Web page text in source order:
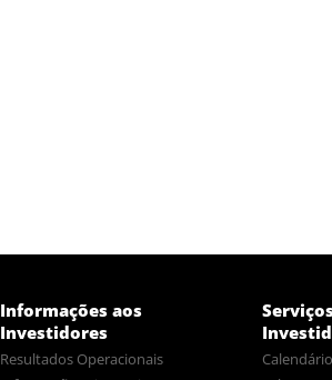
Informações aos
Investidores
Resultados Operacionais